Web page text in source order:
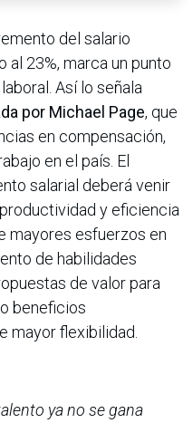
del salario
al 23%, marca un punto
Así lo señala
por Michael Page, que
en compensación,
en el país. El
salarial deberá venir
y eficiencia
mayores esfuerzos en
de habilidades
de valor para
beneficios
mayor flexibilidad.
ya no se gana